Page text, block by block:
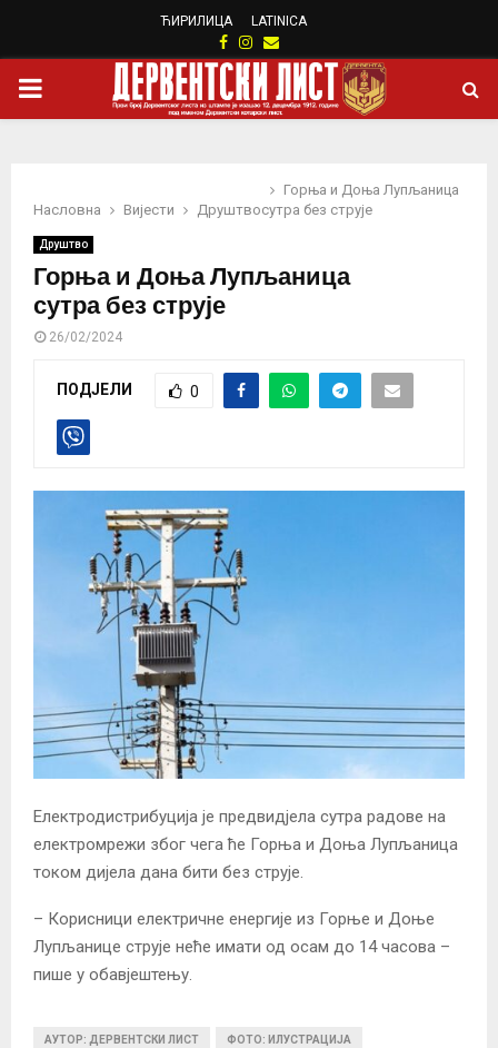
ЋИРИЛИЦА LATINICA
Facebook
Instagram
Email
PRIMARY
Насловна Вијести Друштво
Горња и Доња Лупљаница
сутра без струје
Друштво
Горња и Доња Лупљаница
сутра без струје
26/02/2024
ПОДЈЕЛИ 0
Електродистрибуција је предвидјела сутра радове на
електромрежи због чега ће Горња и Доња Лупљаница
током дијела дана бити без струје.
– Корисници електричне енергије из Горње и Доње
Лупљанице струје неће имати од осам до 14 часова –
пише у обавјештењу.
АУТОР: ДЕРВЕНТСКИ ЛИСТ ФОТО: ИЛУСТРАЦИЈА